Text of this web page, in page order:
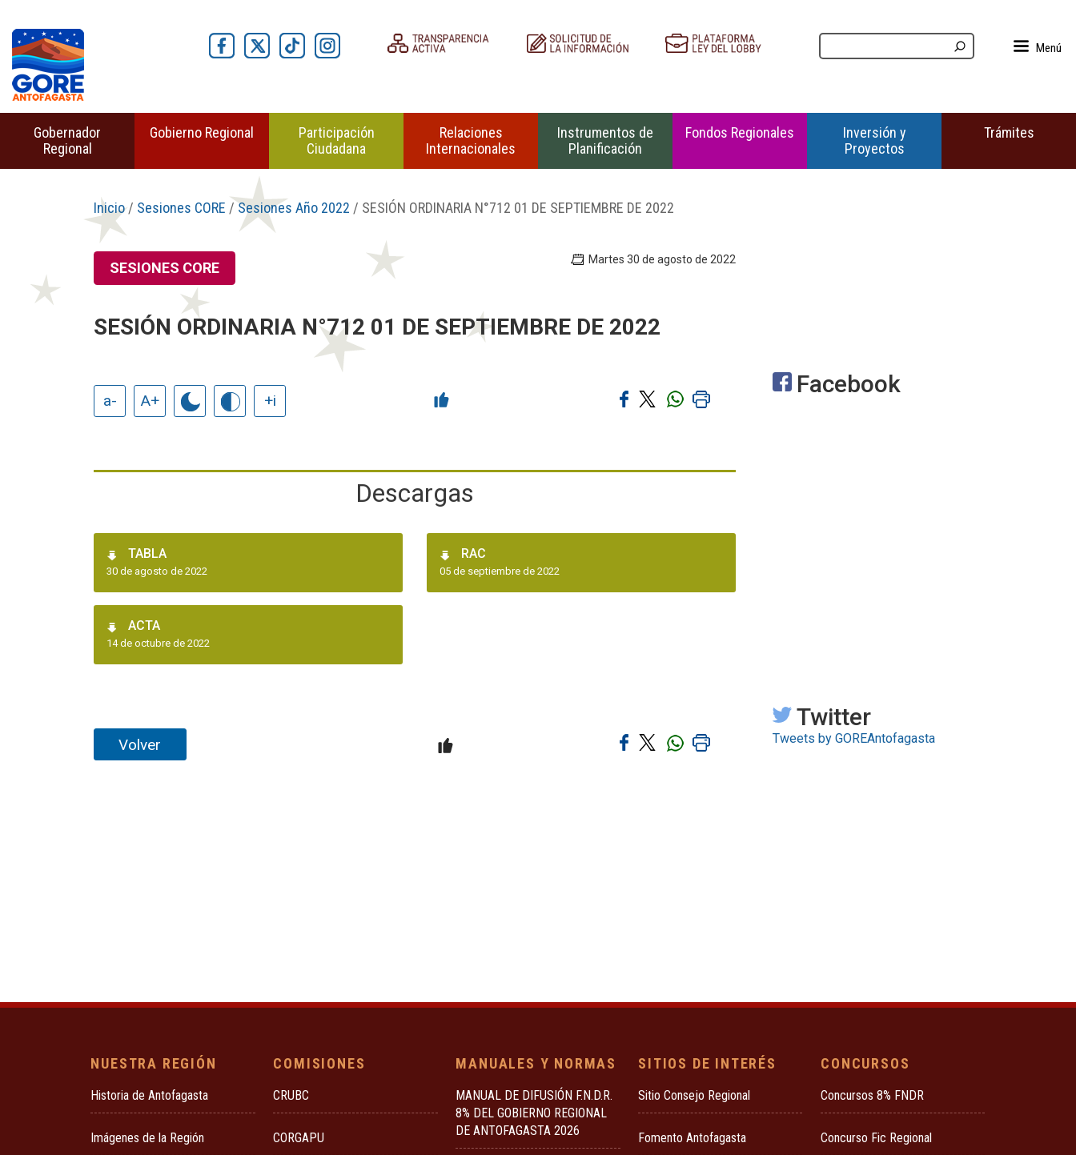
Menú
Gobernador
Regional
Gobierno Regional
Participación
Ciudadana
Relaciones
Internacionales
Instrumentos de
Planificación
Fondos Regionales
Inversión y
Proyectos
Trámites
Inicio/ Sesiones CORE / Sesiones Año 2022 / SESIÓN ORDINARIA N°712 01 DE SEPTIEMBRE DE 2022
SESIONES CORE Martes 30 de agosto de 2022
SESIÓN ORDINARIA N°712 01 DE SEPTIEMBRE DE 2022
a- A+ +i
Descargas
TABLA
30 de agosto de 2022
RAC
05 de septiembre de 2022
ACTA
14 de octubre de 2022
Volver
Facebook
Twitter
Tweets by GOREAntofagasta
NUESTRA REGIÓN
Historia de Antofagasta
Imágenes de la Región
COMISIONES
CRUBC
CORGAPU
MANUALES Y NORMAS
MANUAL DE DIFUSIÓN F.N.D.R.
8% DEL GOBIERNO REGIONAL
DE ANTOFAGASTA 2026
SITIOS DE INTERÉS
Sitio Consejo Regional
Fomento Antofagasta
CONCURSOS
Concursos 8% FNDR
Concurso Fic Regional